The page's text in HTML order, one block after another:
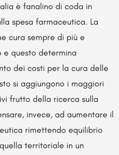
è fanalino di coda in
spesa farmaceutica. La
cura sempre di più e
e questo determina
dei costi per la cura delle
si aggiungono i maggiori
frutto della ricerca sulla
invece, ad aumentare il
rimettendo equilibrio
territoriale in un